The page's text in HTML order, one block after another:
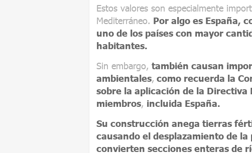
Estos valores son especialmente
Mediterráneo. Por algo es España,
uno de los países con mayor
habitantes.
Sin embargo, también causan
ambientales, como recuerda la
sobre la aplicación de la Directiva
miembros, incluida España.
Su construcción anega tierras
causando el desplazamiento de la
convierten secciones enteras de